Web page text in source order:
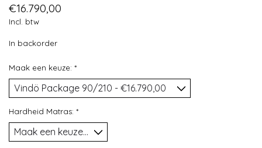
€16.790,00
Incl. btw
In backorder
Maak een keuze: *
Hardheid Matras: *